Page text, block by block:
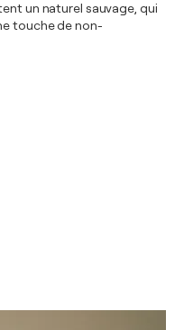
un naturel sauvage, qui
touche de non-